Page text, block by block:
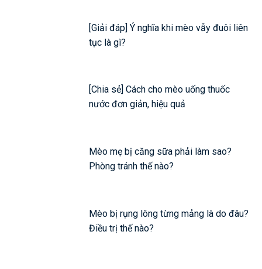
[Giải đáp] Ý nghĩa khi mèo vẫy đuôi liên
tục là gì?
[Chia sẻ] Cách cho mèo uống thuốc
nước đơn giản, hiệu quả
Mèo mẹ bị căng sữa phải làm sao?
Phòng tránh thế nào?
Mèo bị rụng lông từng mảng là do đâu?
Điều trị thế nào?